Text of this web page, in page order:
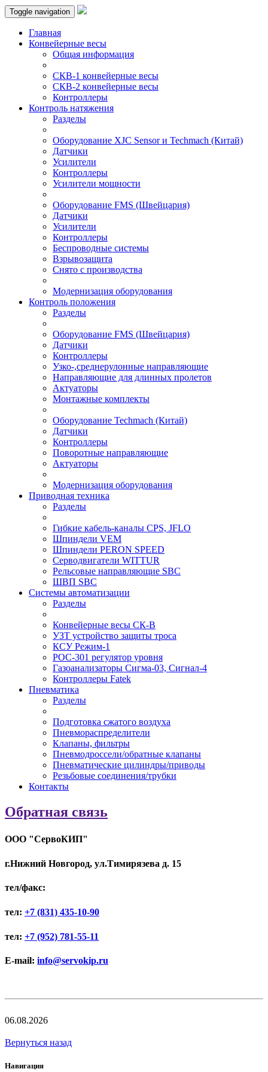
Toggle navigation
Главная
Конвейерные весы
Общая информация
СКВ-1 конвейерные весы
СКВ-2 конвейерные весы
Контроллеры
Контроль натяжения
Разделы
Оборудование XJC Sensor и Techmach (Китай)
Датчики
Усилители
Контроллеры
Усилители мощности
Оборудование FMS (Швейцария)
Датчики
Усилители
Контроллеры
Беспроводные системы
Взрывозащита
Снято с производства
Модернизация оборудования
Контроль положения
Разделы
Оборудование FMS (Швейцария)
Датчики
Контроллеры
Узко-,среднерулонные направляющие
Направляющие для длинных пролетов
Актуаторы
Монтажные комплекты
Оборудование Techmach (Китай)
Датчики
Контроллеры
Поворотные направляющие
Актуаторы
Модернизация оборудования
Приводная техника
Разделы
Гибкие кабель-каналы CPS, JFLO
Шпиндели VEM
Шпиндели PERON SPEED
Серводвигатели WITTUR
Рельсовые направляющие SBC
ШВП SBC
Системы автоматизации
Разделы
Конвейерные весы СК-В
УЗТ устройство защиты троса
КСУ Режим-1
РОС-301 регулятор уровня
Газоанализаторы Сигма-03, Сигнал-4
Контроллеры Fatek
Пневматика
Разделы
Подготовка сжатого воздуха
Пневмораспределители
Клапаны, фильтры
Пневмодроссели/обратные клапаны
Пневматические цилиндры/приводы
Резьбовые соединения/трубки
Контакты
Обратная связь
ООО "СервоКИП"
г.Нижний Новгород, ул.Тимирязева д. 15
тел/факс:
тел: +7 (831) 435-10-90
тел: +7 (952) 781-55-11
E-mail: info@servokip.ru
06.08.2026
Вернуться назад
Навигация